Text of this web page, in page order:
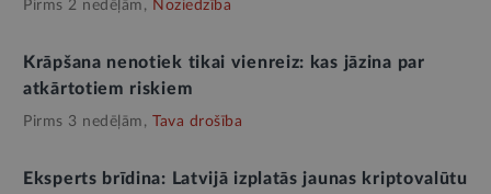
Pirms 2 nedēļām, Noziedzība
Krāpšana nenotiek tikai vienreiz: kas jāzina par
atkārtotiem riskiem
Pirms 3 nedēļām, Tava drošība
Eksperts brīdina: Latvijā izplatās jaunas kriptovalūtu